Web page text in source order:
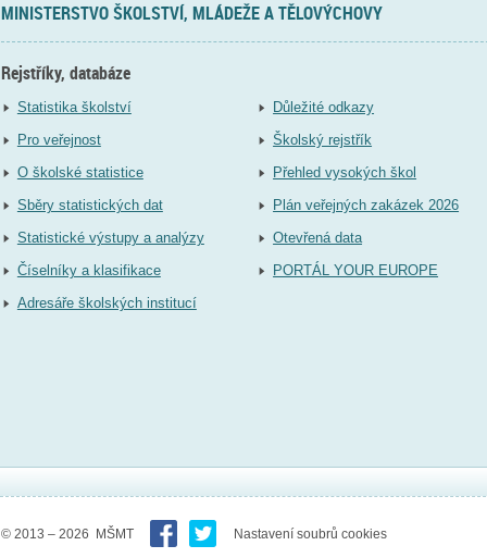
MINISTERSTVO ŠKOLSTVÍ, MLÁDEŽE A TĚLOVÝCHOVY
Rejstříky, databáze
Statistika školství
Pro veřejnost
O školské statistice
Sběry statistických dat
Statistické výstupy a analýzy
Číselníky a klasifikace
Adresáře školských institucí
Důležité odkazy
Školský rejstřík
Přehled vysokých škol
Plán veřejných zakázek 2026
Otevřená data
PORTÁL YOUR EUROPE
© 2013 – 2026 MŠMT Nastavení soubrů cookies